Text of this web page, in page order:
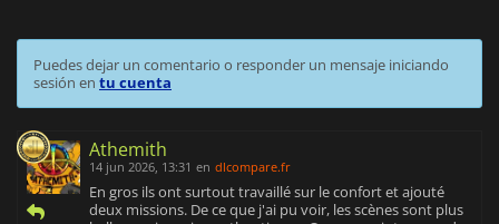
Puedes dejar un comentario o responder un mensaje iniciando
sesión en tu cuenta
Athemith
14 jun 2026, 13:31 en dlcompare.fr
En gros ils ont surtout travaillé sur le confort et ajouté
deux missions. De ce que j'ai pu voir, les scènes sont plus